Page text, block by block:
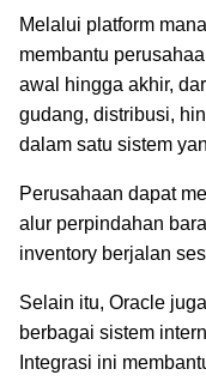
Melalui platform
membantu
awal hingga akhir,
gudang, distribusi,
dalam satu sistem
Perusahaan dapat
alur perpindahan
inventory berjalan
Selain itu, Oracle
berbagai sistem
Integrasi ini